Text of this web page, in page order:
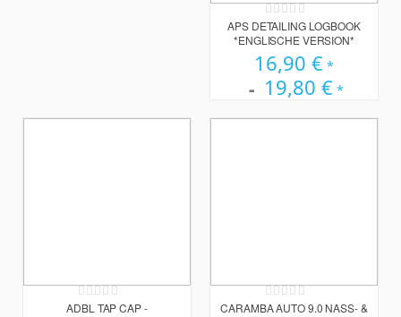
Rating:
0%
APS DETAILING LOGBOOK
*ENGLISCHE VERSION*
16,90 €
19,80 €
Rating:
0%
ADBL TAP CAP -
Rating:
0%
CARAMBA AUTO 9.0 NASS- &